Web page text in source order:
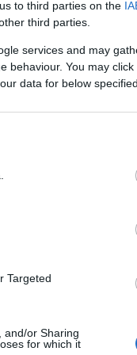
to third parties on the
third parties.
services and may
behaviour. You may
data for below
Targeted
and/or Sharing
for which it